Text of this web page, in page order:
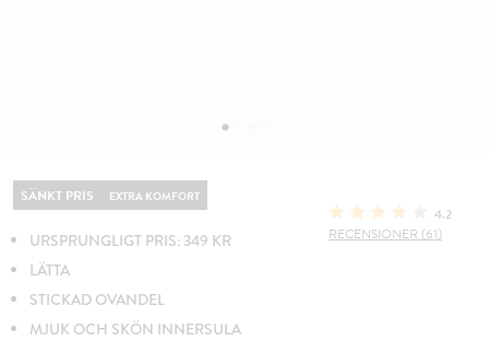
SÄNKT PRIS EXTRA KOMFORT
URSPRUNGLIGT PRIS: 349 KR
LÄTTA
STICKAD OVANDEL
MJUK OCH SKÖN INNERSULA
4.2
RECENSIONER (61)